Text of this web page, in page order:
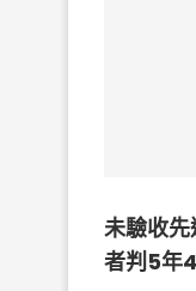
未驗收
者判5年